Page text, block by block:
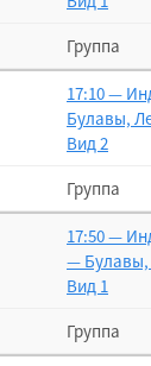
Группа
17:10 —
Булавы,
Вид 2
Группа
17:50 —
— Булавы,
Вид 1
Группа